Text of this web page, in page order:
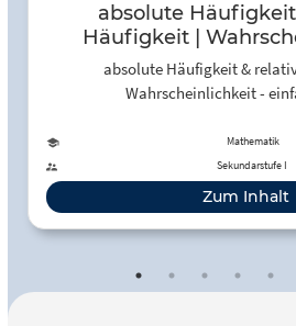
absolute
Häufigkeit |
einfach erklärt |
YouTube
absolute Häufigkeit &
Wahrscheinlichkeit -
Mathematik
Sekundarstufe I
Zum Inhalt